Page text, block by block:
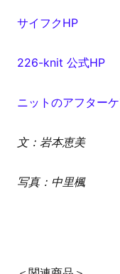
サイフクHP
226-knit 公式HP
ニットのアフター
文：岩本恵美
写真：中里楓